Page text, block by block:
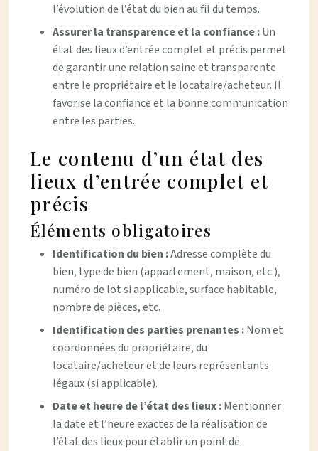
l’évolution de l’état du bien au fil du temps.
Assurer la transparence et la confiance :Un
état des lieux d’entrée complet et précis permet
de garantir une relation saine et transparente
entre le propriétaire et le locataire/acheteur. Il
favorise la confiance et la bonne communication
entre les parties.
Le contenu d’un état des
lieux d’entrée complet et
précis
Éléments obligatoires
Identification du bien :Adresse complète du
bien, type de bien (appartement, maison, etc.),
numéro de lot si applicable, surface habitable,
nombre de pièces, etc.
Identification des parties prenantes :Nom et
coordonnées du propriétaire, du
locataire/acheteur et de leurs représentants
légaux (si applicable).
Date et heure de l’état des lieux :Mentionner
la date et l’heure exactes de la réalisation de
l’état des lieux pour établir un point de